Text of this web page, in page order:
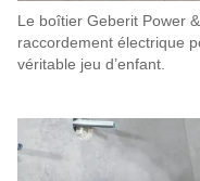
Le boîtier Geberit Power
raccordement électrique
véritable jeu d’enfant.